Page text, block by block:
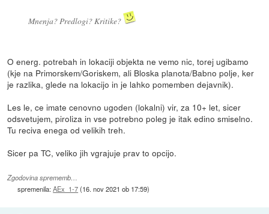
Mnenja? Predlogi? Kritike?
O energ. potrebah in lokaciji objekta ne vemo nic, torej ugibamo
(kje na Primorskem/Goriskem, ali Bloska planota/Babno polje, ker
je razlika, glede na lokacijo in je lahko pomemben dejavnik).
Les le, ce imate cenovno ugoden (lokalni) vir, za 10+ let, sicer
odsvetujem, piroliza in vse potrebno poleg je itak edino smiselno.
Tu reciva enega od velikih treh.
Sicer pa TC, veliko jih vgrajuje prav to opcijo.
Zgodovina sprememb…
spremenila:AEx_1-7(16. nov 2021 ob 17:59)